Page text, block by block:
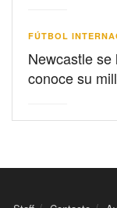
FÚTBOL
Newcastle
conoce su